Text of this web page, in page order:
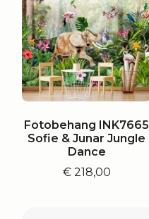
Fotobehang INK7665
Sofie & Junar Jungle
Dance
€218,00